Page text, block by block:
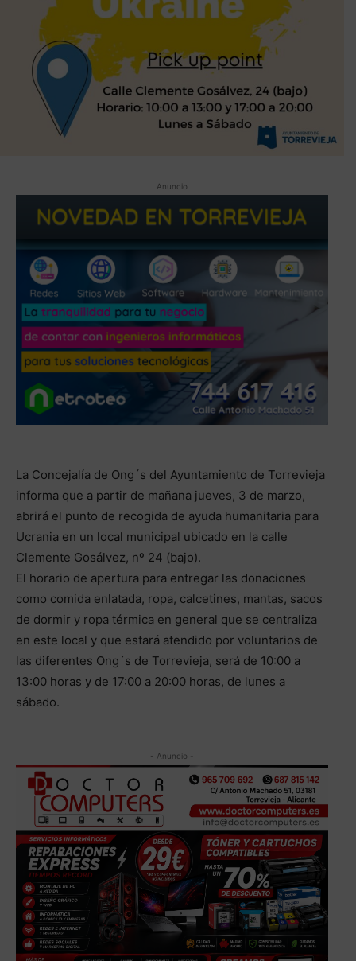
Anuncio
La Concejalía de Ong´s del Ayuntamiento de Torrevieja
informa que a partir de mañana jueves, 3 de marzo,
abrirá el punto de recogida de ayuda humanitaria para
Ucrania en un local municipal ubicado en la calle
Clemente Gosálvez, nº 24 (bajo).
El horario de apertura para entregar las donaciones
como comida enlatada, ropa, calcetines, mantas, sacos
de dormir y ropa térmica en general que se centraliza
en este local y que estará atendido por voluntarios de
las diferentes Ong´s de Torrevieja, será de 10:00 a
13:00 horas y de 17:00 a 20:00 horas, de lunes a
sábado.
- Anuncio -